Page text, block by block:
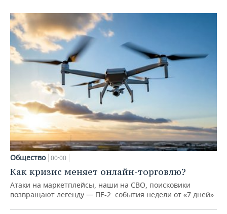
Общество 00:00
Как кризис меняет онлайн-торговлю?
Атаки на маркетплейсы, наши на СВО, поисковики
возвращают легенду — ПЕ-2: события недели от «7 дней»